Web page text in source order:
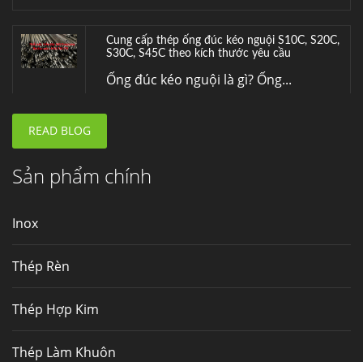
Cung cấp thép ống đúc kéo nguội S10C, S20C,
S30C, S45C theo kích thước yêu cầu
Ống đúc kéo nguội là gì? Ống...
Fengyang là một trong những nhà
Thép Fengyang
READ BLOG
Sản phẩm chính
Inox
Thép Rèn
Thép Hợp Kim
Thép Làm Khuôn